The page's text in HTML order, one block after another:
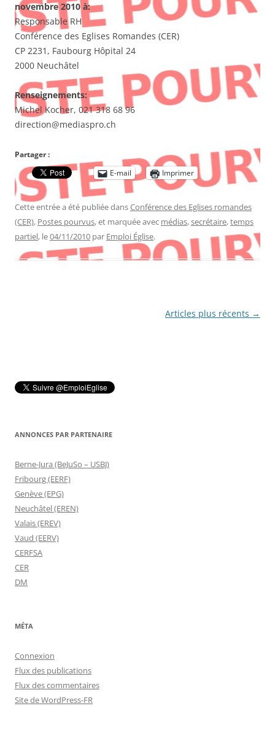
novembre 2010 à:
Responsable RH
Conférence des Eglises Romandes (CER)
CP 2231, Faubourg Hôpital 24
2000 Neuchâtel
Renseignements:
Michel Kocher, 021 318 68 96
direction@mediaspro.ch
Partager :
E-mail
Imprimer
Cette entrée a été publiée dansConférence des Eglises romandes
(CER), Postes pourvus, et marquée avec médias,secrétaire,temps
partiel, le04/11/2010 par Emploi Église.
Articles plus récents →
ANNONCES PAR PARTENAIRE
Berne-Jura (BeJuSo – USBJ)
Fribourg (EERF)
Genève (EPG)
Neuchâtel (EREN)
Valais (EREV)
Vaud (EERV)
CERFSA
CER
DM
MÉTA
Connexion
Flux des publications
Flux des commentaires
Site de WordPress-FR